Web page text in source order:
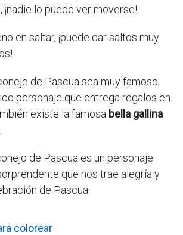
¡nadie lo puede ver moverse!
en saltar, ¡puede dar saltos muy
de Pascua sea muy famoso,
personaje que entrega regalos en
existe la famosa bella gallina
de Pascua es un personaje
que nos trae alegría y
de Pascua.
colorear